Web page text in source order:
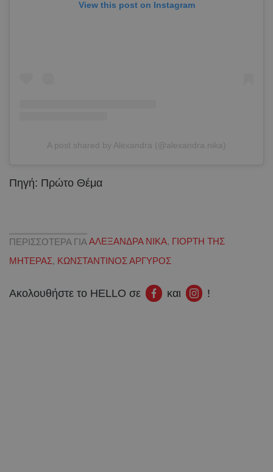
View this post on Instagram
A post shared by Alexandra (@alexandra.nika)
Πηγή: Πρώτο Θέμα
ΠΕΡΙΣΣΟΤΕΡΑ ΓΙΑ ΑΛΕΞΑΝΔΡΑ ΝΙΚΑ, ΓΙΟΡΤΗ ΤΗΣ
ΜΗΤΕΡΑΣ, ΚΩΝΣΤΑΝΤΙΝΟΣ ΑΡΓΥΡΟΣ
Ακολουθήστε το HELLO σε και !